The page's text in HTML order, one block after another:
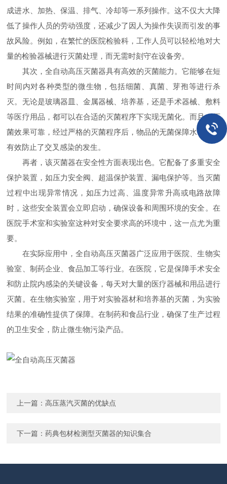
成进水、加热、保温、排气、冷却等一系列操作。这不仅大大降
低了操作人员的劳动强度，还减少了因人为操作失误而引发的事
故风险。例如，在繁忙的医院检验科，工作人员可以轻松地对大
量的检验器械进行灭菌处理，而无需时刻守在设备旁。
其次，全自动高压灭菌器具有高效的灭菌能力。它能够在短
时间内对各种类型的微生物，包括细菌、真菌、芽孢等进行杀
灭。无论是玻璃器皿、金属器械、培养基，还是手术器械、敷料
等医疗用品，都可以在合适的灭菌程序下实现无菌化。而且，灭
菌效果可靠，经过严格的灭菌程序后，物品的无菌保障水平高，
有效防止了交叉感染的发生。
再者，该灭菌器在安全性方面表现出色。它配备了多重安全
保护装置，如压力安全阀、超温保护装置、漏电保护等。当灭菌
过程中出现异常情况，如压力过高、温度异常升高或电路故障
时，这些安全装置会立即启动，确保设备和周围环境的安全。在
医院手术室和实验室这种对安全要求高的环境中，这一点尤为重
要。
在实际应用中，全自动高压灭菌器广泛应用于医院、生物实
验室、制药企业、食品加工等行业。在医院，它是保障手术安全
和防止院内感染的关键设备，每天对大量的医疗器械和用品进行
灭菌。在生物实验室，用于对实验器材和培养基的灭菌，为实验
结果的准确性提供了保障。在制药和食品行业，确保了生产过程
的卫生安全，防止微生物污染产品。
上一篇：高压蒸汽灭菌的优缺点
下一篇：药典包材检测型灭菌器的知识集合